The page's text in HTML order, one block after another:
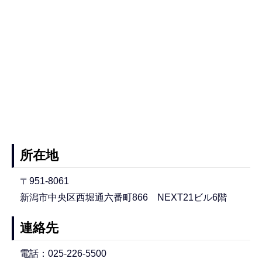
所在地
〒951-8061
新潟市中央区西堀通六番町866 NEXT21ビル6階
連絡先
電話：025-226-5500